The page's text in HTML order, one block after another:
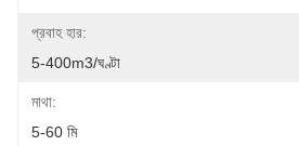
প্রবাহ হার:
5-400m3/ঘণ্টা
মাথা:
5-60 মি